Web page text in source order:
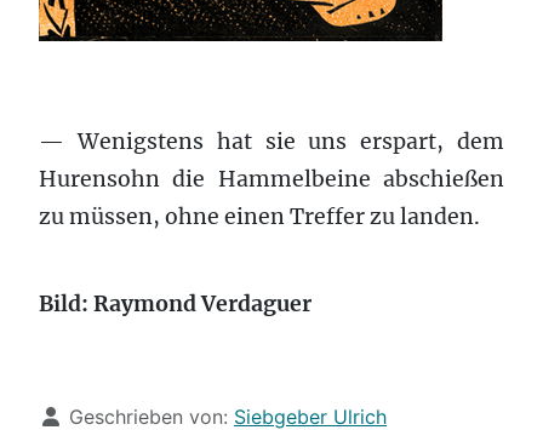
— Wenigstens hat sie uns erspart, dem
Hurensohn die Hammelbeine abschießen
zu müssen, ohne einen Treffer zu landen.
Bild: Raymond Verdaguer
Details
Geschrieben von: Siebgeber Ulrich